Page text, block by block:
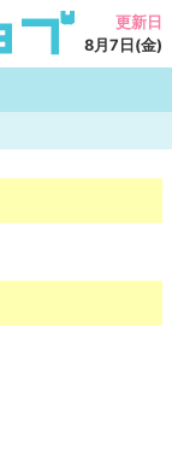
更新日
8月7日(金)